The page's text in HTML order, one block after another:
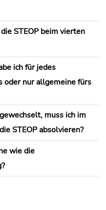
STEOP beim vierten
ich für jedes
oder nur allgemeine fürs
muss ich im
STEOP absolvieren?
wie die